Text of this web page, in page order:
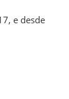
e desde